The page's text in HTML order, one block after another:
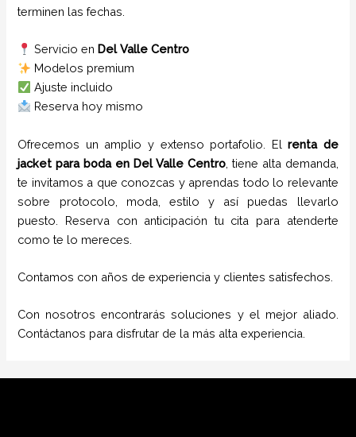
terminen las fechas.
Servicio enDel Valle Centro
Modelos premium
Ajuste incluido
Reserva hoy mismo
Ofrecemos un amplio y extenso portafolio. Elrenta de
jacket para bodaen Del Valle Centro , tiene alta demanda,
te invitamos a que conozcas y aprendas todo lo relevante
sobre protocolo, moda, estilo y así puedas llevarlo
puesto. Reserva con anticipación tu cita para atenderte
como te lo mereces.
Contamos con años de experiencia y clientes satisfechos.
Con nosotros encontrarás soluciones y el mejor aliado.
Contáctanos para disfrutar de la más alta experiencia.